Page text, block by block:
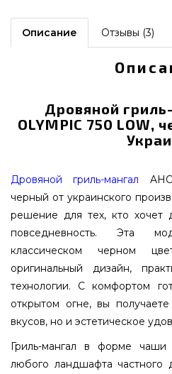
Описание Отзывы (3)
Дровяной
OLYMPIC 750 LOW,
Дровяной гриль-мангал
черный от украинского
решение для тех, кто хочет
повседневность. Эта
классическом черном
оригинальный дизайн,
технологии. С комфортом
открытом огне, вы
вкусов, но и эстетическое
Гриль-мангал в форме
любого ландшафта частного